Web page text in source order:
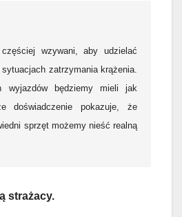
wzywani, aby udzielać
zatrzymania krążenia.
wyjazdów będziemy mieli jak
doświadczenie pokazuje, że
sprzęt możemy nieść realną
strażacy.